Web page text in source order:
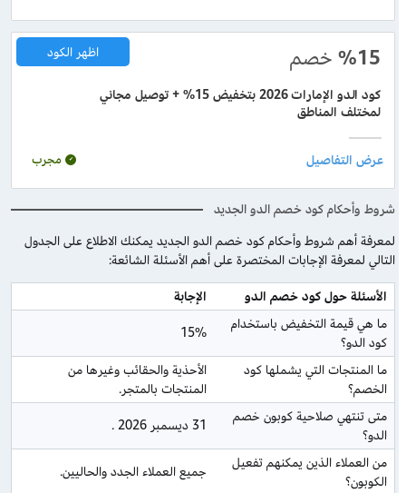
%15 خصم
كود الدو الإمارات 2026 بتخفيض 15% + توصيل مجاني
لمختلف المناطق
اظهر الكود
مجرب
شروط وأحكام كود خصم الدو الجديد
لمعرفة أهم شروط وأحكام كود خصم الدو الجديد يمكنك الاطلاع على الجدول
التالي لمعرفة الإجابات المختصرة على أهم الأسئلة الشائعة:
الأسئلة حول كود خصم الدو
الإجابة
ما هي قيمة التخفيض باستخدام
كود الدو؟
15%
ما المنتجات التي يشملها كود
الخصم؟
الأحذية والحقائب وغيرها من
المنتجات بالمتجر.
متى تنتهي صلاحية كوبون خصم
الدو؟
31 ديسمبر 2026 .
من العملاء الذين يمكنهم تفعيل
الكوبون؟
جميع العملاء الجدد والحاليين.